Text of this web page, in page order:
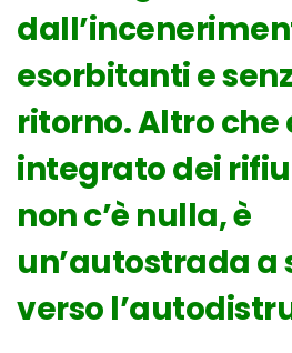
esorbitanti e
ritorno. Altro che
integrato dei
non c’è nulla, è
un’autostrada a
verso